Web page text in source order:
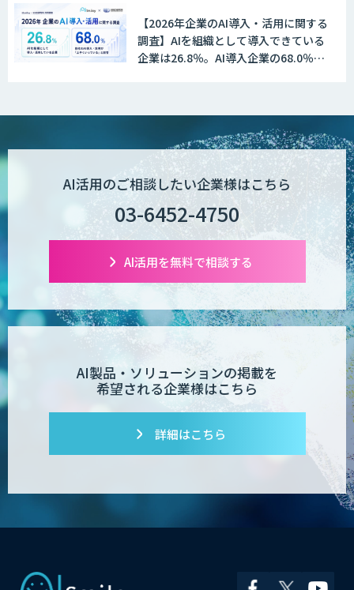
Dify構築サービス
生成AI×業務改善研修 ベーシックプラン
【特許調査特化】生成AI構築サービス
対話型AI×データ分析で顧客接点を革新
する
【2026年企業のAI導入・活用に関する
調査】AIを組織として導入できている
企業は26.8％。AI導入企業の68.0％
AI活用のご相談したい企業様はこちら
03-6452-4750
AI活用を無料で相談する
AI製品・ソリューションの掲載を
希望される企業様はこちら
詳細はこちら